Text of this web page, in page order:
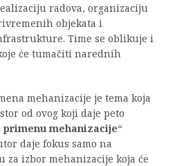
radova, organizaciju
objekata i
Time se oblikuje i
će tumačiti narednih
mehanizacije je tema koja
od ovog koji daje peto
mehanizacije“
daje fokus samo na
za izbor mehanizacije koja će